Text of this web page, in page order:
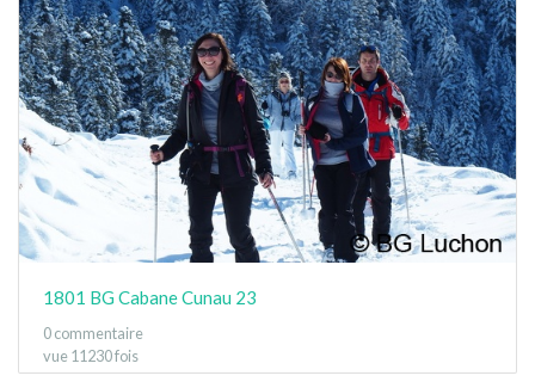
1801 BG Cabane Cunau 23
0 commentaire
vue 11230 fois